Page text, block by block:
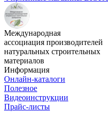
Международная
ассоциация производителей
натуральных строительных
материалов
Информация
Онлайн-каталоги
Полезное
Видеоинструкции
Прайс-листы